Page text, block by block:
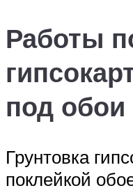
Работы
под обои
Грунтовка
поклейкой